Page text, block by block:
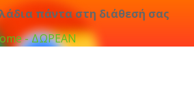
πάντα στη διάθεσή σας
- ΔΩΡΕΑΝ